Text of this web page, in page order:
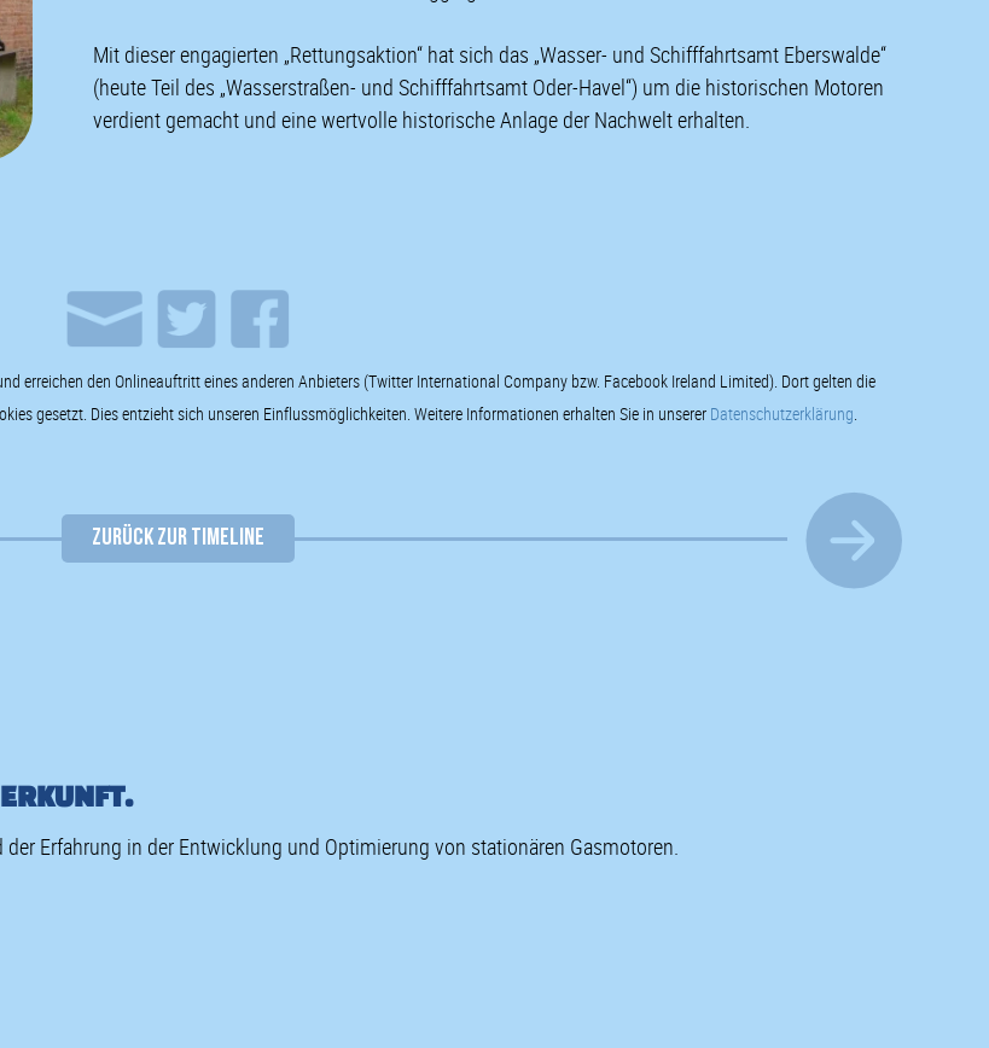
Mit dieser engagierten „Rettungsaktion“ hat sich das „Wasser- und Schifffahrtsamt Eberswalde“
(heute Teil des „Wasserstraßen- und Schifffahrtsamt Oder-Havel“) um die historischen Motoren
verdient gemacht und eine wertvolle historische Anlage der Nachwelt erhalten.
erreichen den Onlineauftritt eines anderen Anbieters (Twitter International Company bzw. Facebook Ireland Limited). Dort gelten die
gesetzt. Dies entzieht sich unseren Einflussmöglichkeiten. Weitere Informationen erhalten Sie in unserer Datenschutzerklärung.
ZURÜCK ZUR TIMELINE
Erfahrung in der Entwicklung und Optimierung von stationären Gasmotoren.